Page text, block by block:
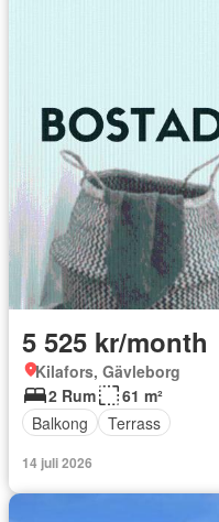
5 525 kr/month
Kilafors, Gävleborg
2 Rum
61 m²
Balkong
Terrass
14 juli 2026